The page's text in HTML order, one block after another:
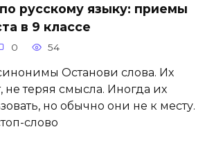
русскому языку: приемы
в 9 классе
0 54
Останови слова. Их
не теряя смысла. Иногда их
но обычно они не к месту.
слово